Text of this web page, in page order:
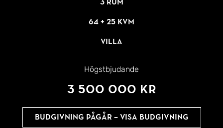
64 + 25 kvm
Villa
Högstbjudande
3 500 000 kr
Budgivning pågår – Visa budgivning